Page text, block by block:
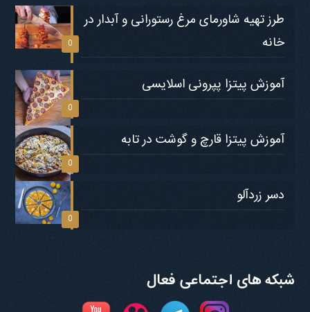
0
طرز تهیه شاورمای مرغ رستورانی و آبدار در
خانه
0
آموزش پیتزا پپرونی اسلایسی
0
آموزش پیتزا قارچ و گوشت در تابه
0
دسر زردآلو
شبکه های اجتماعی فعال